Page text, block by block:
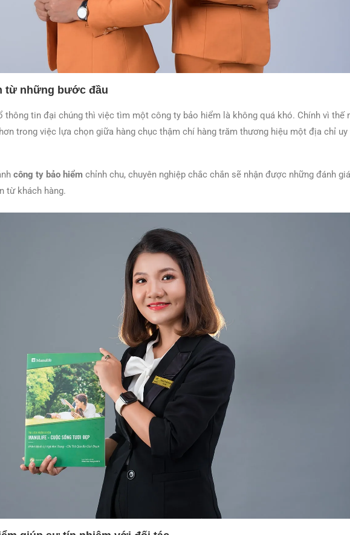
từ những bước đầu
thông tin đại chúng thì việc tìm một công ty bảo hiểm là không quá khó. Chính vì thế
trong việc lựa chọn giữa hàng chục thậm chí hàng trăm thương hiệu một địa chỉ uy
công ty bảo hiểm chỉnh chu, chuyên nghiệp chắc chắn sẽ nhận được những đánh giá
từ khách hàng.